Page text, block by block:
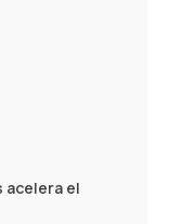
acelera el